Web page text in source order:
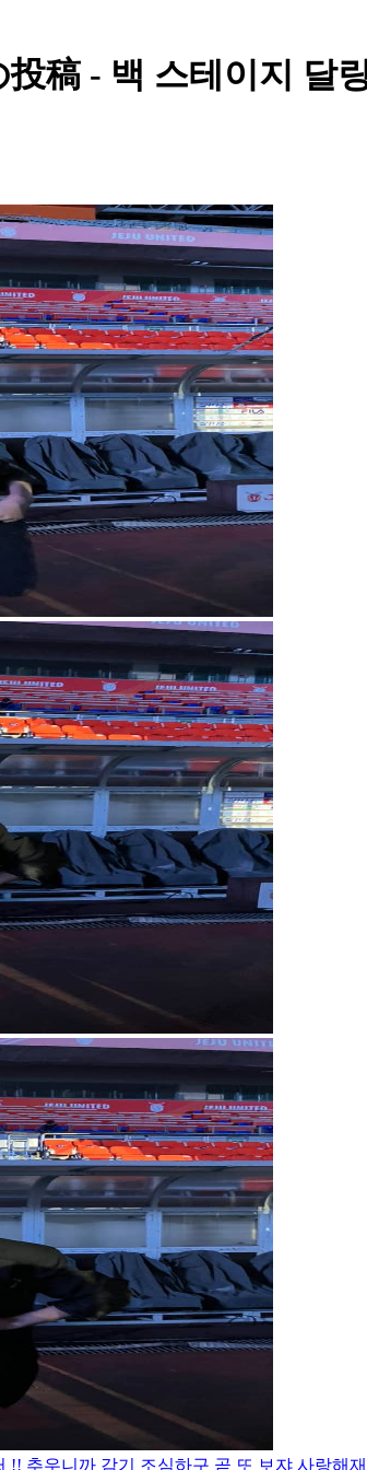
稿 - 백 스테이지 달
!! 추우니까 감기 조심하구 곧 또 보쟈 사랑해